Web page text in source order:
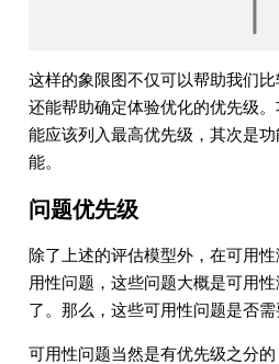
这样的象限图不仅可以帮助我们
还能帮助确定体验优化的优先级
能应该列入最高优先级，其次是
能。
问题优先级
除了上述的评估模型外，在可用
用性问题，这些问题大概是可用
了。那么，这些可用性问题是否
可用性问题当然是有优先级之分